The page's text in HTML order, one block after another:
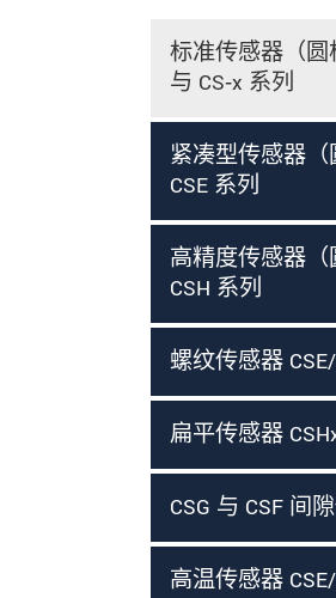
标准传感器（圆
与 CS‑x 系列
紧凑型传感器（
CSE 系列
高精度传感器（
CSH 系列
螺纹传感器
扁平传感器
CSG 与 CSF 间
高温传感器